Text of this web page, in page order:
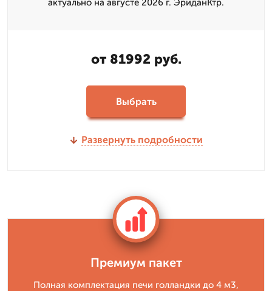
актуально на августе 2026 г. ЭриданКтр.
от 81992 руб.
Выбрать
Развернуть подробности
Премиум пакет
Полная комплектация печи голландки до 4 м3,